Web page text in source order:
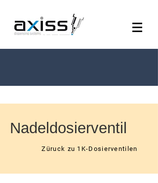
Nadeldosierventil
Züruck zu 1K-Dosierventilen